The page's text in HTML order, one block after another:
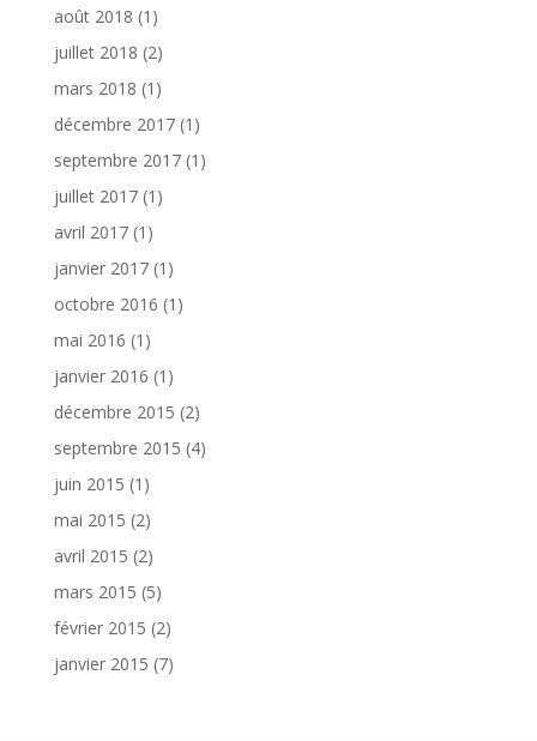
août 2018 (1)
juillet 2018 (2)
mars 2018 (1)
décembre 2017(1)
septembre 2017(1)
juillet 2017(1)
avril 2017(1)
janvier 2017(1)
octobre 2016 (1)
mai 2016 (1)
janvier 2016 (1)
décembre 2015 (2)
septembre 2015 (4)
juin 2015 (1)
mai 2015 (2)
avril 2015 (2)
mars 2015 (5)
février 2015 (2)
janvier 2015 (7)